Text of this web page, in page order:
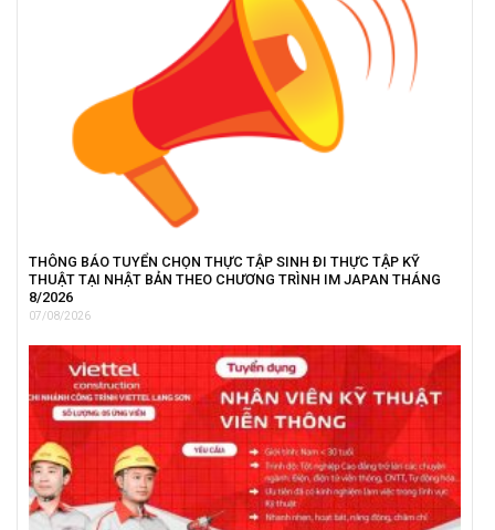
THÔNG BÁO TUYỂN CHỌN THỰC TẬP SINH ĐI THỰC TẬP KỸ
THUẬT TẠI NHẬT BẢN THEO CHƯƠNG TRÌNH IM JAPAN THÁNG
8/2026
07/08/2026